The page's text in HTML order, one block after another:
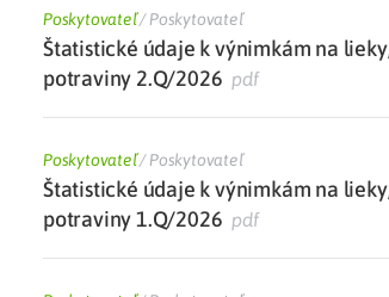
Poskytovateľ/Poskytovateľ
Štatistické údaje k výnimkám na
potraviny 2.Q/2026 pdf
Poskytovateľ/Poskytovateľ
Štatistické údaje k výnimkám na
potraviny 1.Q/2026 pdf